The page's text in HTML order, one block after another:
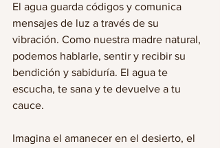
El agua guarda códigos y comunica
mensajes de luz a través de su
vibración. Como nuestra madre natural,
podemos hablarle, sentir y recibir su
bendición y sabiduría. El agua te
escucha, te sana y te devuelve a tu
cauce.
Imagina el amanecer en el desierto, el